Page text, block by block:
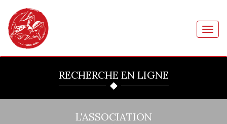
RECHERCHE EN LIGNE
L'ASSOCIATION